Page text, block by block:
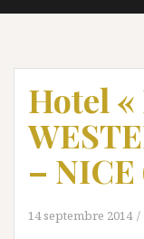
Hotel «
–
14 septembre 2014